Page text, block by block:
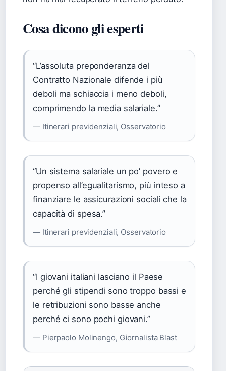
Cosa dicono gli esperti
“L’assoluta preponderanza del
Contratto Nazionale difende i più
deboli ma schiaccia i meno deboli,
comprimendo la media salariale.”
— Itinerari previdenziali, Osservatorio
“Un sistema salariale un po’ povero e
propenso all’egualitarismo, più inteso a
finanziare le assicurazioni sociali che la
capacità di spesa.”
— Itinerari previdenziali, Osservatorio
“I giovani italiani lasciano il Paese
perché gli stipendi sono troppo bassi e
le retribuzioni sono basse anche
perché ci sono pochi giovani.”
— Pierpaolo Molinengo, Giornalista Blast